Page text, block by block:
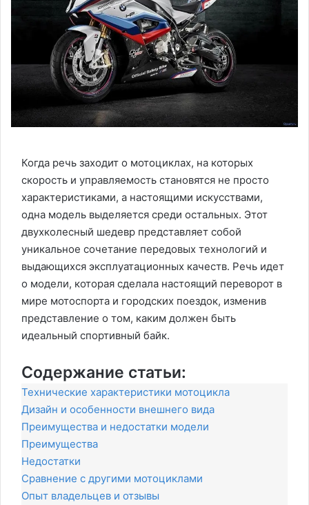
Когда речь заходит о мотоциклах, на которых
скорость и управляемость становятся не просто
характеристиками, а настоящими искусствами,
одна модель выделяется среди остальных. Этот
двухколесный шедевр представляет собой
уникальное сочетание передовых технологий и
выдающихся эксплуатационных качеств. Речь идет
о модели, которая сделала настоящий переворот в
мире мотоспорта и городских поездок, изменив
представление о том, каким должен быть
идеальный спортивный байк.
Содержание статьи:
Технические характеристики мотоцикла
Дизайн и особенности внешнего вида
Преимущества и недостатки модели
Преимущества
Недостатки
Сравнение с другими мотоциклами
Опыт владельцев и отзывы